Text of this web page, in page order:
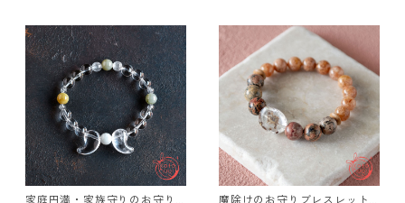
家庭円満・家族守りのお守り
魔除けのお守りブレスレット